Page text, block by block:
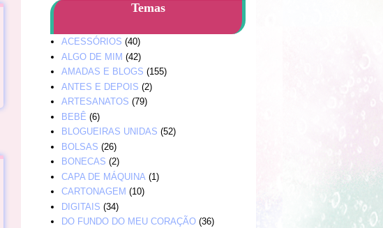
Temas
ACESSÓRIOS (40)
ALGO DE MIM (42)
AMADAS E BLOGS (155)
ANTES E DEPOIS (2)
ARTESANATOS (79)
BEBÊ (6)
BLOGUEIRAS UNIDAS (52)
BOLSAS (26)
BONECAS (2)
CAPA DE MÁQUINA (1)
CARTONAGEM (10)
DIGITAIS (34)
DO FUNDO DO MEU CORAÇÃO (36)